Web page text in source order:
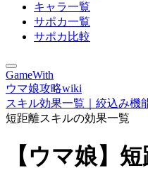
キャラ一覧
サポカ一覧
サポカ比較
GameWith
ウマ娘攻略wiki
スキル効果一覧｜絞込み機
短距離スキルの効果一覧
【ウマ娘】